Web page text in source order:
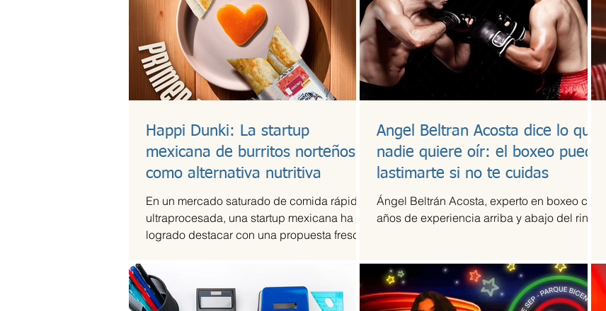
Happi Dunki: La startup
mexicana de burritos norteños
como alternativa nutritiva
En un mercado saturado de comida rápida
ultraprocesada, una startup mexicana ha
logrado destacar con una propuesta fresca,
Dunki, la marca de burritos norteños creada
por la emprendedora Camila García-
Castells, que combina tradición culinaria
Angel Beltran Acosta dice lo que
nadie quiere oír: el boxeo puede
lastimarte si no te cuidas
Ángel Beltrán Acosta, experto en boxeo con
años de experiencia arriba y abajo del ring